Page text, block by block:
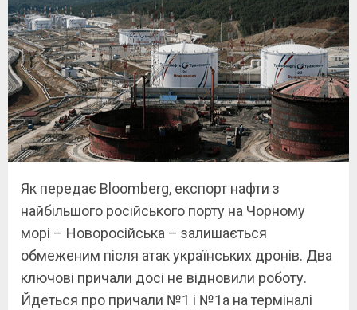
Як передає Bloomberg, експорт нафти з
найбільшого російського порту на Чорному
морі – Новоросійська – залишається
обмеженим після атак українських дронів. Два
ключові причали досі не відновили роботу.
Йдеться про причали №1 і №1а на терміналі